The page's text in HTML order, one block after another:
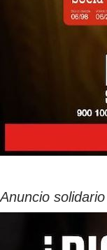
Anuncio solidario